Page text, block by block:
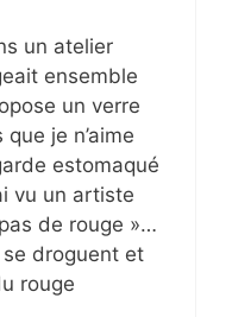
un atelier
ensemble
un verre
je n’aime
estomaqué
vu un artiste
de rouge »…
droguent et
rouge